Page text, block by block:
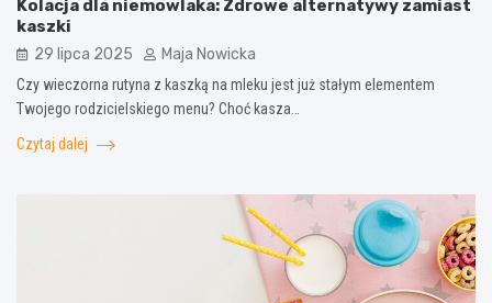
Kolacja dla niemowlaka: Zdrowe alternatywy zamiast
kaszki
29 lipca 2025 Maja Nowicka
Czy wieczorna rutyna z kaszką na mleku jest już stałym elementem
Twojego rodzicielskiego menu? Choć kasza…
Czytaj dalej